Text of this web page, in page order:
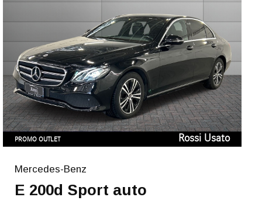
Mercedes-Benz
E 200d Sport auto
PROMO OUTLET Rossi Usato